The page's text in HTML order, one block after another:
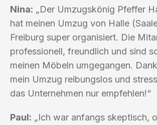
Nina: „Der Umzugskönig Pfeffer
hat meinen Umzug von Halle
Freiburg super organisiert. Die
professionell, freundlich und sind
meinen Möbeln umgegangen.
mein Umzug reibungslos und
das Unternehmen nur empfehlen!“
Paul: „Ich war anfangs skeptisch,